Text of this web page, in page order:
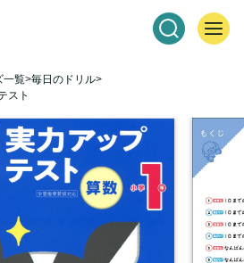
一覧 毎日のドリル
スト